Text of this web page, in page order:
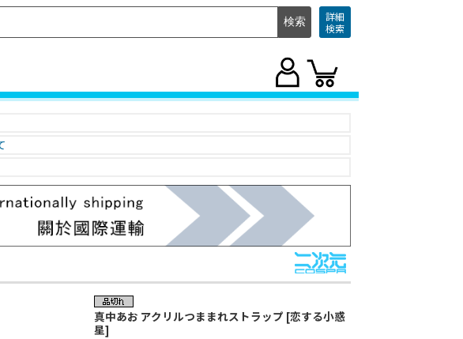
詳細
検索
真中あお アクリルつままれストラップ [恋する小惑
星]